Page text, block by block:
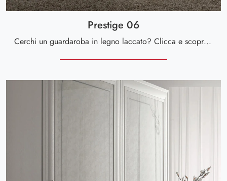
Prestige 06
Cerchi un guardaroba in legno laccato? Clicca e scopri armadiature a muro con ante scorrevoli di Spar.